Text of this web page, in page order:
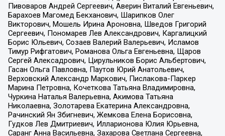
Пивоваров Андрей Сергеевич, Аверин Виталий Евгеньевич,
Барахоев Магомед Бекханович, Шарипков Олег
Викторович, Мошель Ирина Ароновна, Шведов Григорий
Сергеевич, Пономарев Лев Александрович, Каргалицкий
Борис Юльевич, Созаев Валерий Валерьевич, Исламов
Тимур Рифгатович, Романова Ольга Евгеньевна, Щаров
Сергей Алексадрович, Цирульников Борис Альбертович,
Гасан Ольга Павловна, Паутов Юрий Анатольевич,
Верховский Александр Маркович, Пислакова-Паркер
Марина Петровна, Кочеткова Татьяна Владимировна,
Чуркина Наталья Валерьевна, Акимова Татьяна
Николаевна, Золотарева Екатерина Александровна,
Рачинский Ян Збигневич, Жемкова Елена Борисовна,
Гудков Лев Дмитриевич, Илларионова Юлия Юрьевна,
Саранг Анна Васильевна, Захарова Светлана Сергеевна,